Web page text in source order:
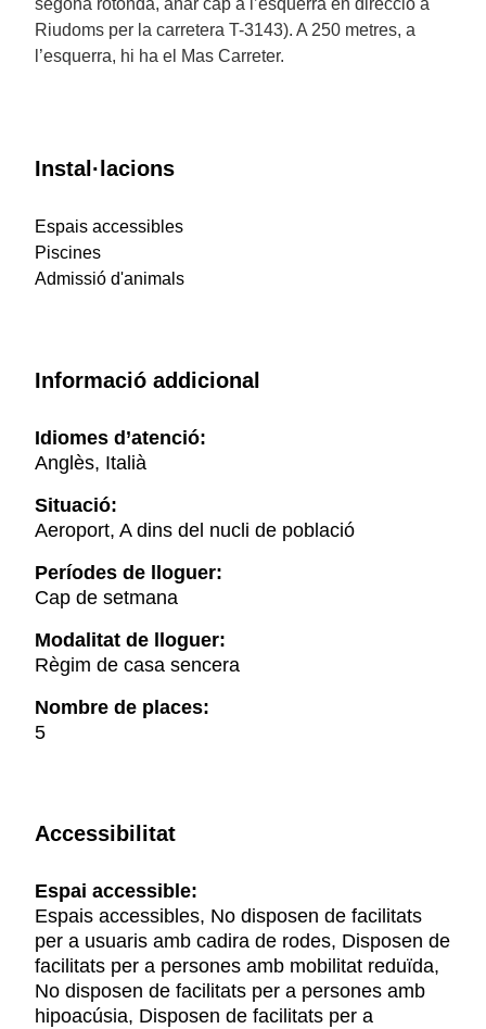
segona rotonda, anar cap a l’esquerra en direcció a
Riudoms per la carretera T-3143). A 250 metres, a
l’esquerra, hi ha el Mas Carreter.
Instal·lacions
Espais accessibles
Piscines
Admissió d'animals
Informació addicional
Idiomes d’atenció:
Anglès, Italià
Situació:
Aeroport, A dins del nucli de població
Períodes de lloguer:
Cap de setmana
Modalitat de lloguer:
Règim de casa sencera
Nombre de places:
5
Accessibilitat
Espai accessible:
Espais accessibles, No disposen de facilitats
per a usuaris amb cadira de rodes, Disposen de
facilitats per a persones amb mobilitat reduïda,
No disposen de facilitats per a persones amb
hipoacúsia, Disposen de facilitats per a